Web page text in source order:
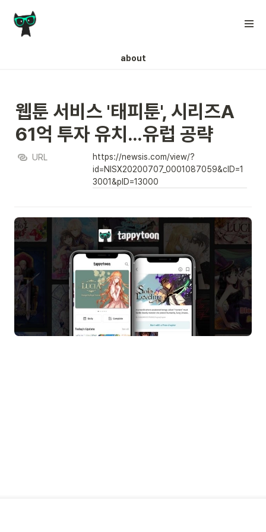
about
웹툰 서비스 '태피툰', 시리즈A
61억 투자 유치…유럽 공략
URL
https://newsis.com/view/?
id=NISX20200707_0001087059&cID=1
3001&pID=13000